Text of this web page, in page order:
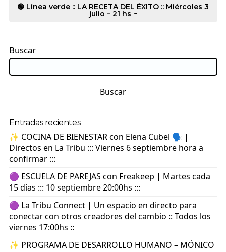
🟢 Línea verde :: LA RECETA DEL ÉXITO :: Miércoles 3
julio – 21 hs ~
Buscar
Buscar
Entradas recientes
✨ COCINA DE BIENESTAR con Elena Cubel 🗣️ |
Directos en La Tribu ::: Viernes 6 septiembre hora a
confirmar :::
🟣 ESCUELA DE PAREJAS con Freakeep | Martes cada
15 días ::: 10 septiembre 20:00hs :::
🟣 La Tribu Connect | Un espacio en directo para
conectar con otros creadores del cambio :: Todos los
viernes 17:00hs ::
✨ PROGRAMA DE DESARROLLO HUMANO – MÓNICO